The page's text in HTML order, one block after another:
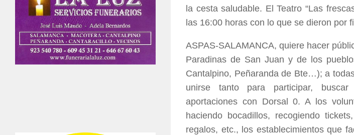
la cesta saludable. El Teatro “Las
las 16:00 horas con lo que se dieron por
ASPAS-SALAMANCA, quiere hacer
Paradinas de San Juan y de los
Cantalpino, Peñaranda de Bte…); a
unirse tanto para participar,
aportaciones con Dorsal 0. A los
haciendo bocadillos, recogiendo
regalos, etc., los establecimientos que